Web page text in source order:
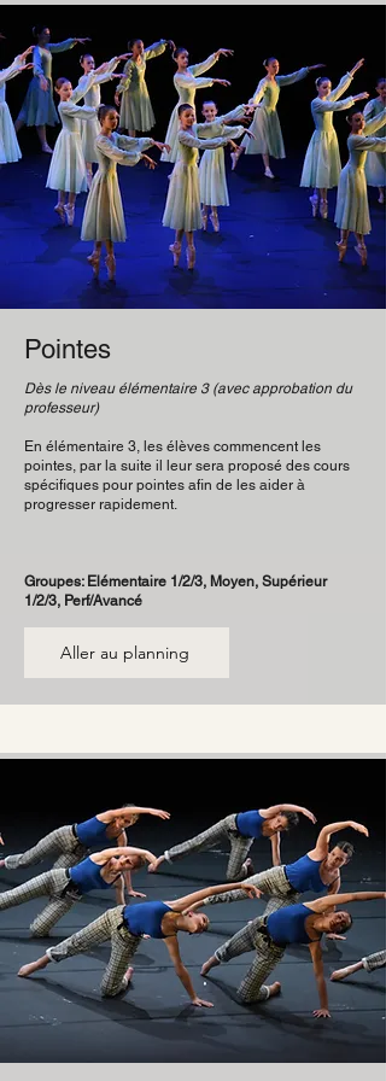
Pointes
Dès le niveau élémentaire 3 (avec approbation du
professeur)
En élémentaire 3, les élèves commencent les
pointes, par la suite il leur sera proposé des cours
spécifiques pour pointes afin de les aider à
progresser rapidement.
Groupes: Elémentaire 1/2/3, Moyen, Supérieur
1/2/3, Perf/Avancé
Aller au planning